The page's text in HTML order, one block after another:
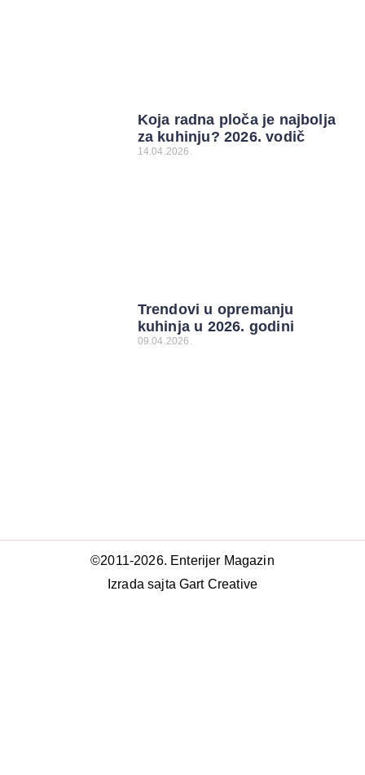
Koja radna ploča je najbolja
za kuhinju? 2026. vodič
14.04.2026.
Trendovi u opremanju
kuhinja u 2026. godini
09.04.2026.
©2011-2026. Enterijer Magazin
Izrada sajta Gart Creative